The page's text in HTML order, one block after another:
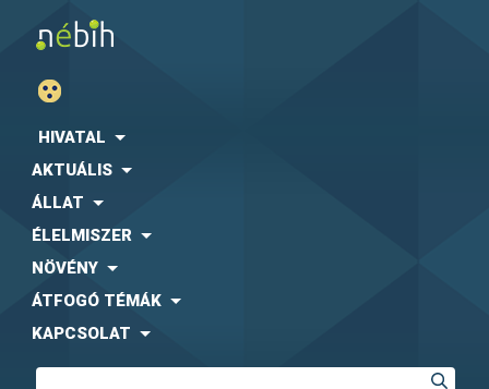
HIVATAL
AKTUÁLIS
ÁLLAT
ÉLELMISZER
NÖVÉNY
ÁTFOGÓ TÉMÁK
KAPCSOLAT